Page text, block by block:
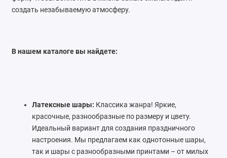
создать незабываемую атмосферу.
В нашем каталоге вы найдете:
Латексные шары: Классика жанра! Яркие,
красочные, разнообразные по размеру и цвету.
Идеальный вариант для создания праздничного
настроения. Мы предлагаем как однотонные шары,
так и шары с разнообразными принтами – от милых